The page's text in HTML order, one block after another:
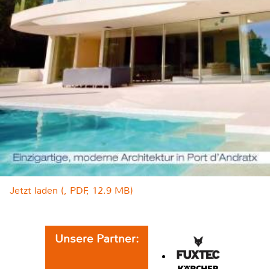
Jetzt laden (, PDF, 12.9 MB)
Unsere Partner: